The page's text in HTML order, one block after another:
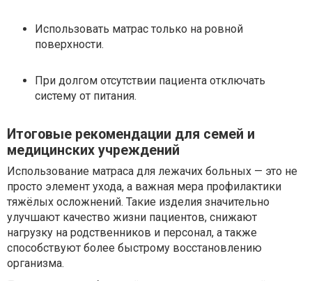
Использовать матрас только на ровной
поверхности.
При долгом отсутствии пациента отключать
систему от питания.
Итоговые рекомендации для семей и
медицинских учреждений
Использование матраса для лежачих больных — это не
просто элемент ухода, а важная мера профилактики
тяжёлых осложнений. Такие изделия значительно
улучшают качество жизни пациентов, снижают
нагрузку на родственников и персонал, а также
способствуют более быстрому восстановлению
организма.